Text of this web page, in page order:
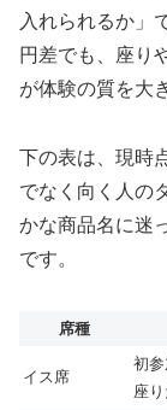
入れられるか」
円差でも、座り
が体験の質を大
下の表は、現時
でなく向く人の
かな商品名に迷
です。
席種
イス席
初
座